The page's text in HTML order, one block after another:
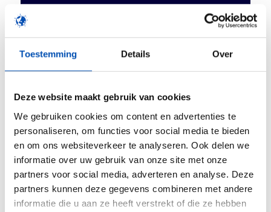
Toestemming Details Over
Deze website maakt gebruik van cookies
We gebruiken cookies om content en advertenties te
personaliseren, om functies voor social media te bieden
en om ons websiteverkeer te analyseren. Ook delen we
informatie over uw gebruik van onze site met onze
partners voor social media, adverteren en analyse. Deze
partners kunnen deze gegevens combineren met andere
informatie die u aan ze heeft verstrekt of die ze hebben
Ieder mens is anders. Maar wanneer we
ziek zijn, willen we slechts één ding en
dat is beter worden. Liever nog blijven we
gewoon gezond. Hollandbio bepleit een
radicaal nieuwe aanpak binnen de
gezondheidszorg: een transitie van one
size fits all naar gezondheid op maat. Dat